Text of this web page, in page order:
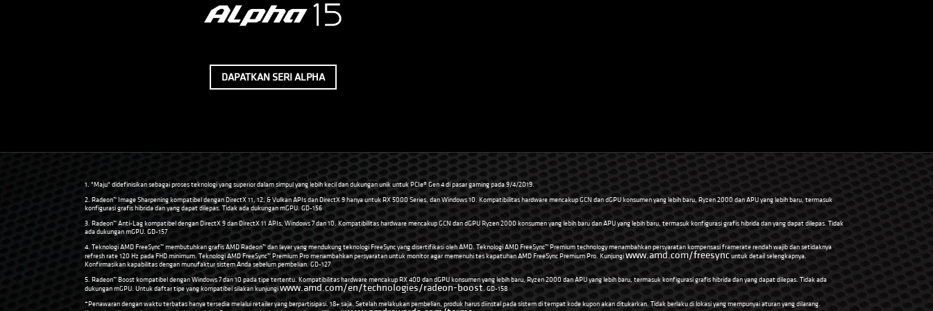
DAPATKAN SERI ALPHA
1. "Maju" didefinisikan sebagai proses teknologi yang superior dalam simpul yang lebih kecil dan dukungan unik untuk PCIe® Gen 4 di pasar gaming pada 9/4/2019.
2. Radeon™ Image Sharpening kompatibel dengan DirectX 11, 12, & Vulkan APIs dan DirectX 9 hanya untuk RX 5000 Series, dan Windows 10. Kompatibilitas hardware mencakup GCN dan dGPU konsumen yang lebih baru, Ryzen 2000 dan APU yang lebih baru, termasuk
konfigurasi grafis hibrida dan yang dapat dilepas. Tidak ada dukungan mGPU. GD-156
3. Radeon™ Anti-Lag kompatibel dengan DirectX 9 dan DirectX 11 APIs, Windows 7 dan 10. Kompatibilitas hardware mencakup GCN dan dGPU Ryzen 2000 konsumen yang lebih baru dan APU yang lebih baru, termasuk konfigurasi grafis hibrida dan yang dapat dilepas. Tidak
ada dukungan mGPU. GD-157
4. Teknologi AMD FreeSync™ membutuhkan grafis AMD Radeon™ dan layar yang mendukung teknologi FreeSync yang disertifikasi oleh AMD. Teknologi AMD FreeSync™ Premium technology menambahkan persyaratan kompensasi framerate rendah wajib dan setidaknya
refresh rate 120 Hz pada FHD minimum. Teknologi AMD FreeSync™ Premium Pro menambahkan persyaratan untuk monitor agar memenuhi tes kapatuhan AMD FreeSync Premium Pro. Kunjungiwww.amd.com/freesyncuntuk detail selengkapnya.
Konfirmasikan kapabilitas dengan munufaktur sistem Anda sebelum pembelian. GD-127
5. Radeon™ Boost kompatibel dengan Windows 7 dan 10 pada tipe tertentu. Kompatibilitas hardware mencakup RX 400 dan dGPU konsumen yang lebih baru, Ryzen 2000 dan APU yang lebih baru, termasuk konfigurasi grafis hibrida dan yang dapat dilepas. Tidak ada
dukungan mGPU. Untuk daftar tipe yang kompatibel silakan kunjungiwww.amd.com/en/technologies/radeon-boost. GD-158
*Penawaran dengan waktu terbatas hanya tersedia melalui retailer yang berpartisipasi. 18+ saja. Setelah melakukan pembelian, produk harus diinstal pada sistem di tempat kode kupon akan ditukarkan. Tidak berlaku di lokasi yang mempunyai aturan yang dilarang.